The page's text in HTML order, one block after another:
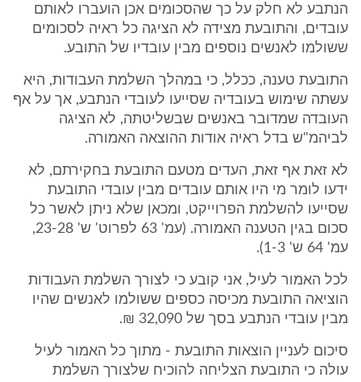
הנתבע לא חלק על כך שהסכומים אכן הועברו לאותם
עובדים, והתובעת מצידה לא הציגה כל ראיה לסכומים
ששולמו לאנשים נוספים מבין עובדיו של התובע.
התובעת טענה, ככלל, כי במהלך השלמת העבודות, היא
עשתה שימוש בעובדיה שסייעו לעובדי הנתבע, אך על אף
העובדה שמדובר באנשים שבשליטתה, לא הציגה
לביהמ"ש בדל ראיה אודות ההוצאה האמורה.
לא זאת אף זאת, העדים מטעם התובעת בחקירתם, לא
ידעו לומר מי היו אותם עובדים מבין עובדי התובעת
שסייעו להשלמת הפרוייקט, ומכאן שלא ניתן לאשר כל
סכום בגין הטענה האמורה. (עמ' 63 לפרוט' ש' 23-28,
עמ' 64 ש' 1-3).
לכל האמור לעיל, אני קובע כי לצורך השלמת העבודות
הוציאה התובעת מכיסה כספים ששולמו לאנשים שהיו
מבין עובדי הנתבע בסך של 32,090 ₪.
סיכום לעניין הוצאות התובעת - מתוך כל האמור לעיל
עולה כי התובעת הצליחה להוכיח שלצורך השלמת